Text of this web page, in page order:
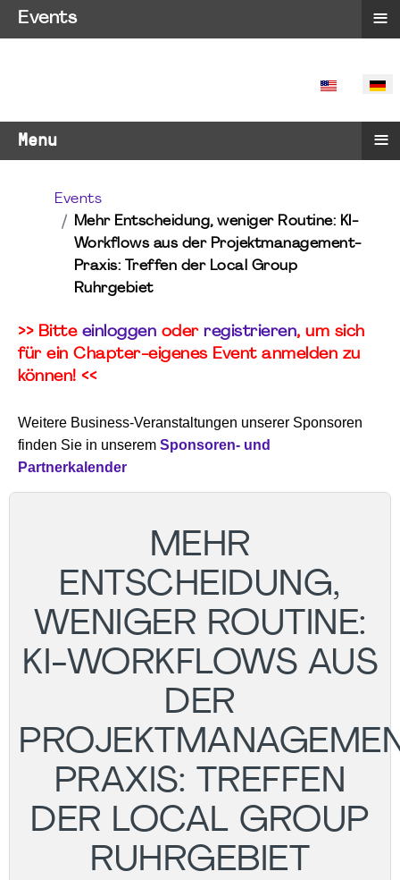
SPRACHE
Menu ≡
Events
Mehr Entscheidung, weniger Routine: KI-
Workflows aus der Projektmanagement-
Praxis: Treffen der Local Group
Ruhrgebiet
>> Bitte einloggen oder registrieren, um sich
für ein Chapter-eigenes Event anmelden zu
können! <<
Weitere Business-Veranstaltungen unserer Sponsoren
finden Sie in unserem Sponsoren- und
Partnerkalender
MEHR
ENTSCHEIDUNG,
WENIGER ROUTINE:
KI-WORKFLOWS AUS
DER
PRAXIS: TREFFEN
DER LOCAL GROUP
RUHRGEBIET
Events ≡